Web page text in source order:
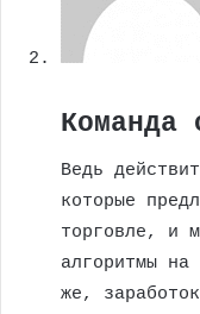
Команда
Ведь
которые
торговле, и
алгоритмы
же,